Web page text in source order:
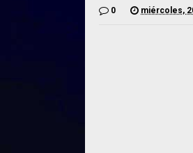
0 miércoles,